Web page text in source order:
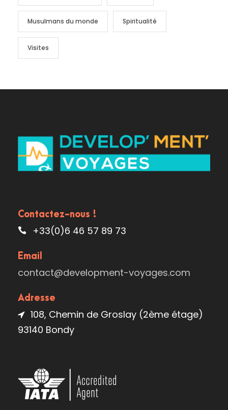
Musulmans du monde Spiritualité
Visites
Contactez-nous !
+33(0)6 46 57 89 73
Email
contact@development-voyages.com
Adresse
108, Chemin de Groslay (2ème étage)
93140 Bondy